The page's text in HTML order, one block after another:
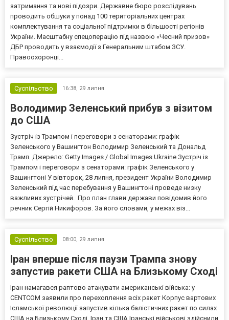
затримання та нові підозри. Державне бюро розслідувань
проводить обшуки у понад 100 територіальних центрах
комплектування та соціальної підтримки в більшості регіонів
України. Масштабну спецоперацію під назвою «Чесний призов»
ДБР проводить у взаємодії з Генеральним штабом ЗСУ.
Правоохоронці...
Суспільство 16:38, 29 липня
Володимир Зеленський прибув з візитом
до США
Зустріч із Трампом і переговори з сенаторами: графік
Зеленського у Вашингтон Володимир Зеленський та Дональд
Трамп. Джерело: Getty Images / Global Images Ukraine Зустріч із
Трампом і переговори з сенаторами: графік Зеленського у
Вашингтоні У вівторок, 28 липня, президент України Володимир
Зеленський під час перебування у Вашингтоні проведе низку
важливих зустрічей. Про план глави держави повідомив його
речник Сергій Никифоров. За його словами, у межах віз...
Суспільство 08:00, 29 липня
Іран вперше після паузи Трампа знову
запустив ракети США на Близькому Сході
Іран намагався раптово атакувати американські війська: у
CENTCOM заявили про перехоплення всіх ракет Корпус вартових
Ісламської революції запустив кілька балістичних ракет по силах
США на Близькому Сході. Іран та США Іранські військові здійснили